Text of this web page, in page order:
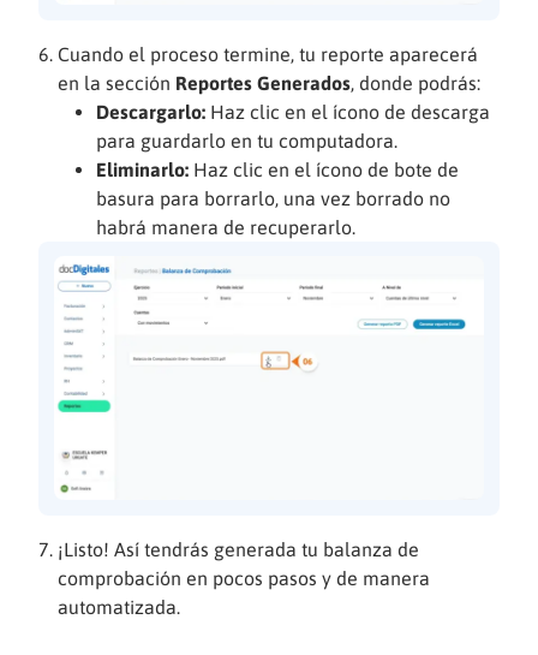
Cuando el proceso termine, tu reporte aparecerá
en la sección Reportes Generados , donde podrás:
Descargarlo: Haz clic en el ícono de descarga
para guardarlo en tu computadora.
Eliminarlo: Haz clic en el ícono de bote de
basura para borrarlo, una vez borrado no
habrá manera de recuperarlo.
¡Listo! Así tendrás generada tu balanza de
comprobación en pocos pasos y de manera
automatizada.